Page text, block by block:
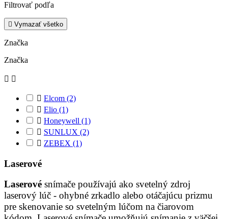
Filtrovať podľa
 Vymazať všetko
Značka
Značka
 
 Elcom (2)
 Elio (1)
 Honeywell (1)
 SUNLUX (2)
 ZEBEX (1)
Laserové
Laserové snímače používajú ako svetelný zdroj
laserový lúč - ohybné zrkadlo alebo otáčajúcu prizmu
pre skenovanie so svetelným lúčom na čiarovom